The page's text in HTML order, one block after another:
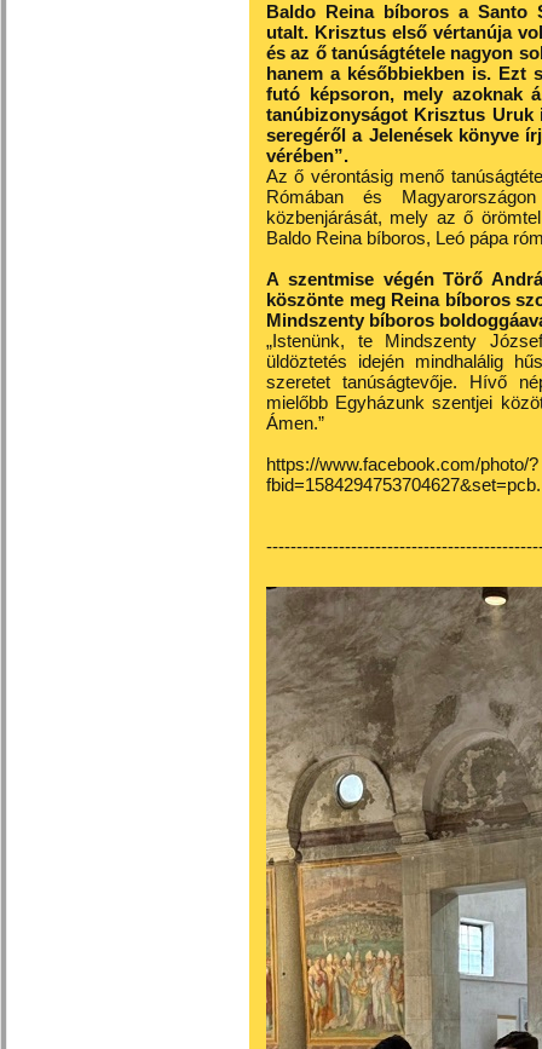
Baldo Reina bíboros a Santo
utalt. Krisztus első vértanúja
és az ő tanúságtétele nagyon
hanem a későbbiekben is. Ezt
futó képsoron, mely azoknak
tanúbizonyságot Krisztus Uruk
seregéről a Jelenések könyve
vérében”.
Az ő vérontásig menő
Rómában és
közbenjárását, mely az ő
Baldo Reina bíboros, Leó pápa
A szentmise végén Törő
köszönte meg Reina bíboros
Mindszenty bíboros
„Istenünk, te Mindszenty
üldöztetés idején mindhalálig
szeretet tanúságtevője. Hívő
mielőbb Egyházunk szentjei
Ámen.”
https://www.facebook.com/photo/?